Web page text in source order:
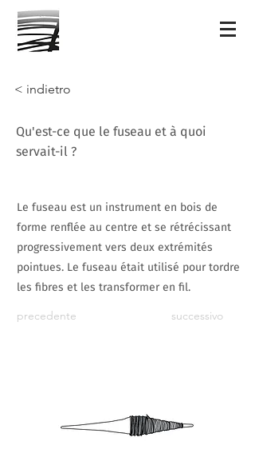
< indietro
Qu'est-ce que le fuseau et à quoi
servait-il ?
Le fuseau est un instrument en bois de
forme renflée au centre et se rétrécissant
progressivement vers deux extrémités
pointues. Le fuseau était utilisé pour tordre
les fibres et les transformer en fil.
precedente successivo